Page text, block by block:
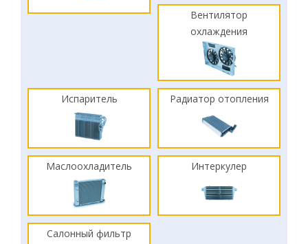
Вентилятор
охлаждения
Испаритель Радиатор отопления
Маслоохладитель Интеркулер
Салонный фильтр